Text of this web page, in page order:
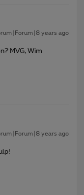
years ago
MVG, Wim
years ago